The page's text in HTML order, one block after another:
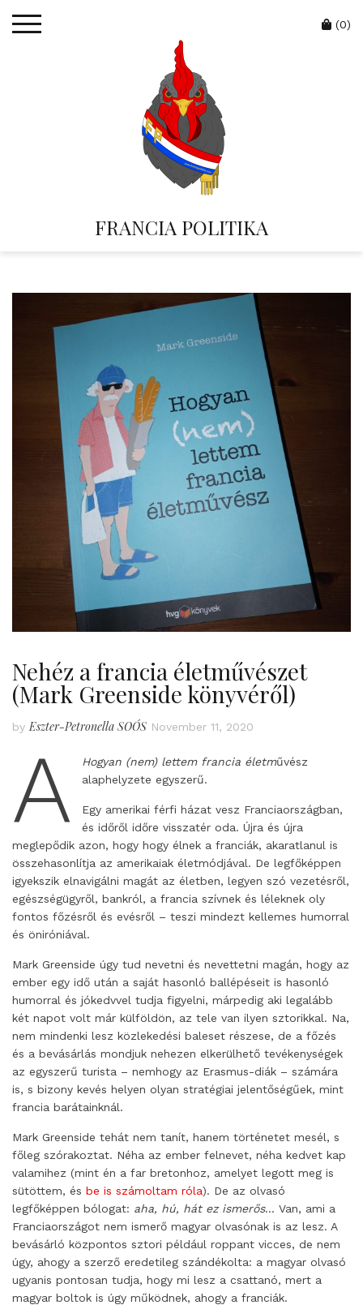
FRANCIA POLITIKA
Cart
(0)
Nehéz a francia életművészet
(Mark Greenside könyvéről)
by Eszter-Petronella SOÓS November 11, 2020
A Hogyan (nem) lettem francia életművész
alaphelyzete egyszerű.
Egy amerikai férfi házat vesz Franciaországban,
és időről időre visszatér oda. Újra és újra
meglepődik azon, hogy hogy élnek a franciák, akaratlanul is
összehasonlítja az amerikaiak életmódjával. De legfőképpen
igyekszik elnavigálni magát az életben, legyen szó vezetésről,
egészségügyről, bankról, a francia szívnek és léleknek oly
fontos főzésről és evésről – teszi mindezt kellemes humorral
és öniróniával.
Mark Greenside úgy tud nevetni és nevettetni magán, hogy az
ember egy idő után a saját hasonló ballépéseit is hasonló
humorral és jókedvvel tudja figyelni, márpedig aki legalább
két napot volt már külföldön, az tele van ilyen sztorikkal. Na,
nem mindenki lesz közlekedési baleset részese, de a főzés
és a bevásárlás mondjuk nehezen elkerülhető tevékenységek
az egyszerű turista – nemhogy az Erasmus-diák – számára
is, s bizony kevés helyen olyan stratégiai jelentőségűek, mint
francia barátainknál.
Mark Greenside tehát nem tanít, hanem történetet mesél, s
főleg szórakoztat. Néha az ember felnevet, néha kedvet kap
valamihez (mint én a far bretonhoz, amelyet legott meg is
sütöttem, és be is számoltam róla). De az olvasó
legfőképpen bólogat: aha, hú, hát ez ismerős… Van, ami a
Franciaországot nem ismerő magyar olvasónak is az lesz. A
bevásárló központos sztori például roppant vicces, de nem
úgy, ahogy a szerző eredetileg szándékolta: a magyar olvasó
ugyanis pontosan tudja, hogy mi lesz a csattanó, mert a
magyar boltok is úgy működnek, ahogy a franciák.